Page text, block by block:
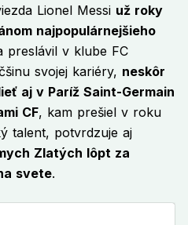
Lionel Messi už roky
najpopulárnejšieho
preslávil v klube FC
svojej kariéry, neskôr
aj v Paríž Saint-Germain
CF, kam prešiel v roku
talent, potvrdzuje aj
Zlatých lôpt za
svete.